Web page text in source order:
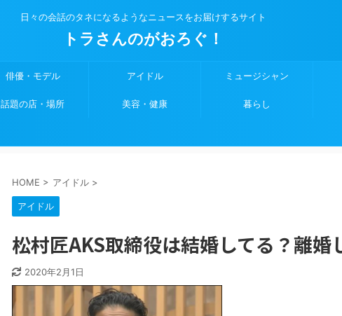
日々の会話のタネになるようなニュースをお届けするサイト
トラさんのがおろぐ！
俳優・モデル アイドル ミュージシャン
話題の店・場所 美容・健康 暮らし
HOME > アイドル >
アイドル
松村匠AKS取締役は結婚してる？離婚
2020年2月1日